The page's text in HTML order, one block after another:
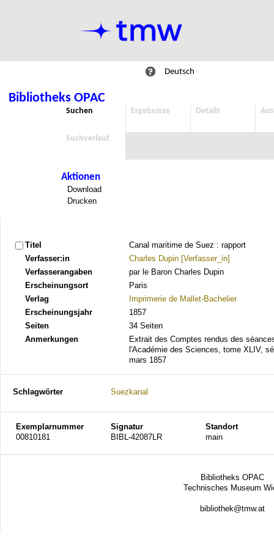
Bibliotheks OPAC
Deutsch
Suchen Ergebnisse Details
Suchverlauf
Aktionen
Download
Drucken
Titel
Canal maritime de Suez : rapport
Verfasser:in
Charles Dupin [Verfasser_in]
Verfasserangaben
par le Baron Charles Dupin
Erscheinungsort
Paris
Verlag
Imprimerie de Mallet-Bachelier
Erscheinungsjahr
1857
Seiten
34 Seiten
Anmerkungen
Extrait des Comptes rendus des
l'Académie des Sciences, tome XLIV,
mars 1857
Schlagwörter Suezkanal
Exemplarnummer Signatur
Standort
00810181
BIBL-42087LR main
Bibliotheks OPAC
Technisches Museum
bibliothek@tmw.at